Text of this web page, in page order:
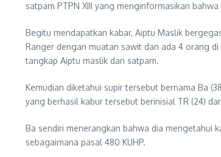
satpam PTPN XIII yang menginformasikan
Begitu mendapatkan kabar, Aiptu Maslik
Ranger dengan muatan sawit dan ada 4 orang
tangkap Aiptu maslik dan satpam.
Kemudian diketahui supir tersebut bernama Ba
yang berhasil kabur tersebut berinisial TR (24)
Ba sendiri menerangkan bahwa dia mengetahui
sebagaimana pasal 480 KUHP.